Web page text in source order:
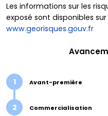
Les informations sur les
exposé sont disponibles
www.georisques.gouv.fr
1 Avant-première
2 Commercialisation